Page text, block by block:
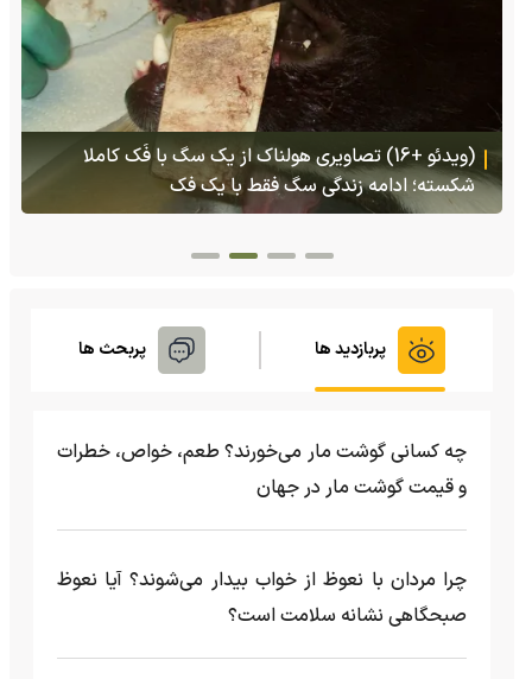
هولناک از یک سگ با فَک کاملا
فقط با یک فک
(ویدئو) تولد یک گکوی دو
پربازدید ها پربحث ها
چه کسانی گوشت مار می‌خورند؟ طعم، خواص، خطرات
و قیمت گوشت مار در جهان
چرا مردان با نعوظ از خواب بیدار می‌شوند؟ آیا نعوظ
صبحگاهی نشانه سلامت است؟